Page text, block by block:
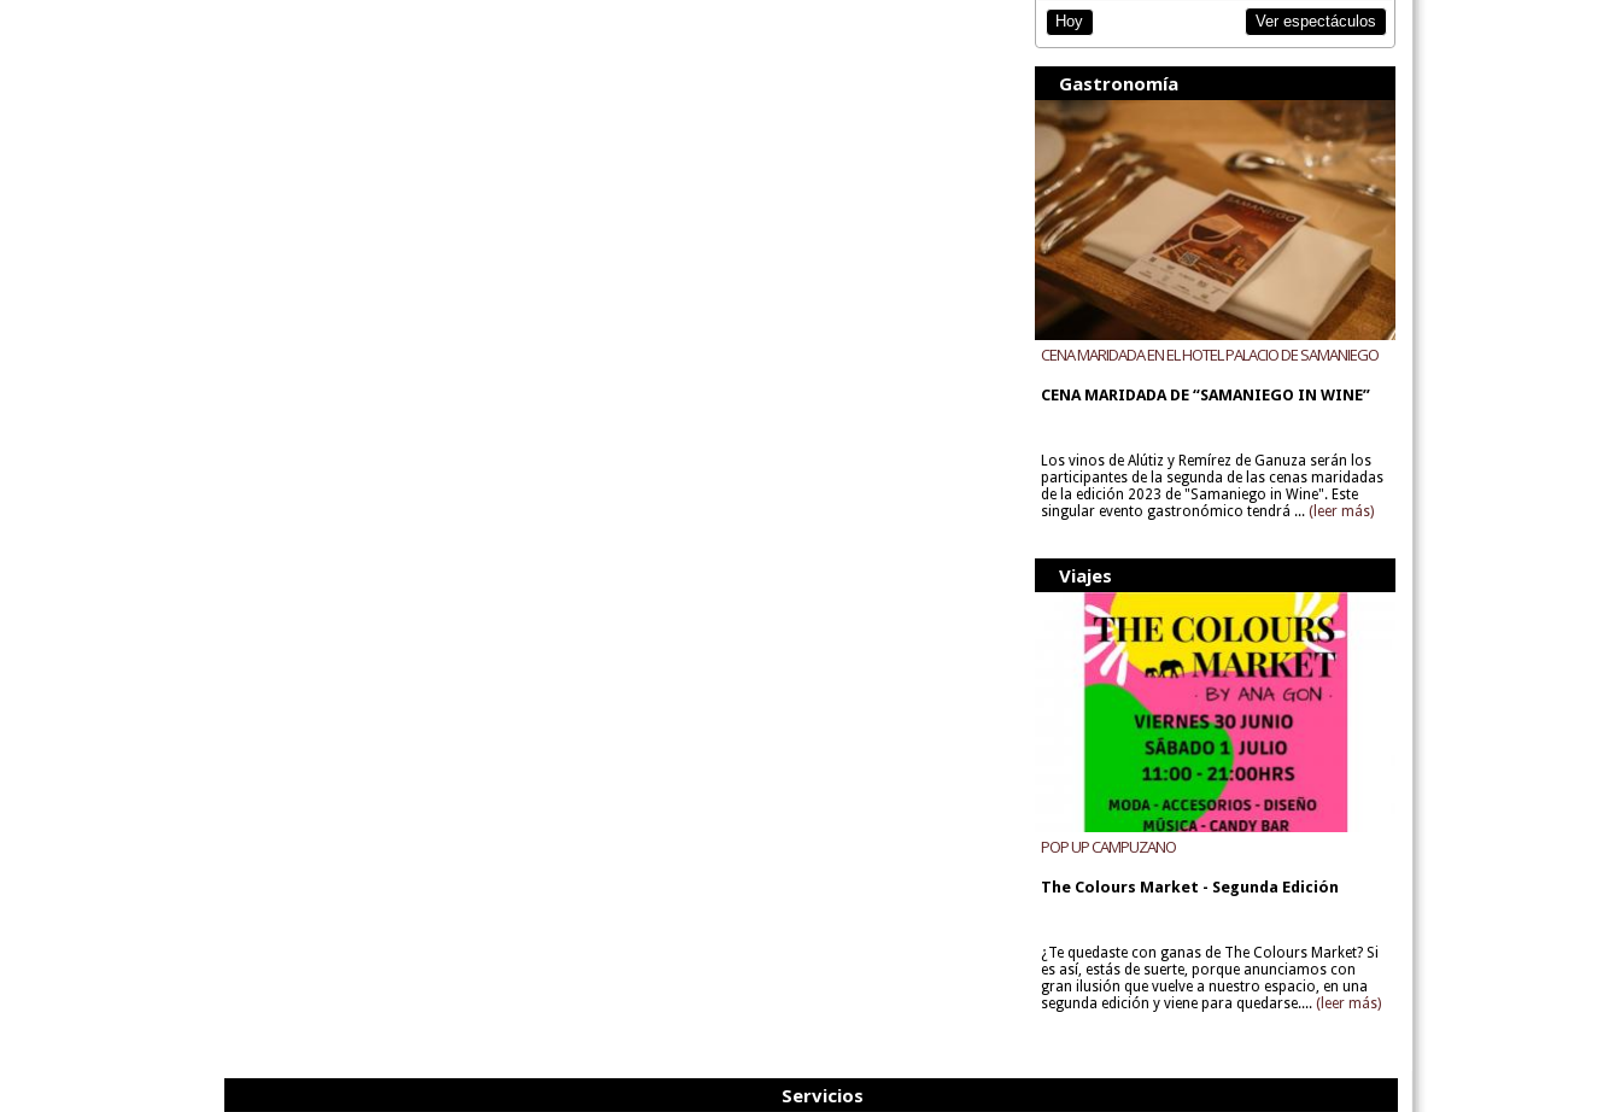
Hoy Ver espectáculos
Gastronomía
CENA MARIDADA EN EL HOTEL PALACIO DE SAMANIEGO
CENA MARIDADA DE “SAMANIEGO IN WINE”
Los vinos de Alútiz y Remírez de Ganuza serán los
participantes de la segunda de las cenas maridadas
de la edición 2023 de "Samaniego in Wine". Este
singular evento gastronómico tendrá ... (leer más)
Viajes
POP UP CAMPUZANO
The Colours Market - Segunda Edición
¿Te quedaste con ganas de The Colours Market? Si
es así, estás de suerte, porque anunciamos con
gran ilusión que vuelve a nuestro espacio, en una
segunda edición y viene para quedarse.... (leer más)
Servicios